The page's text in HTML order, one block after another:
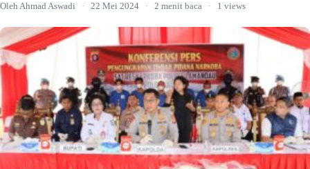
Oleh Ahmad Aswadi · 22 Mei 2024 · 2 menit baca · 1 views